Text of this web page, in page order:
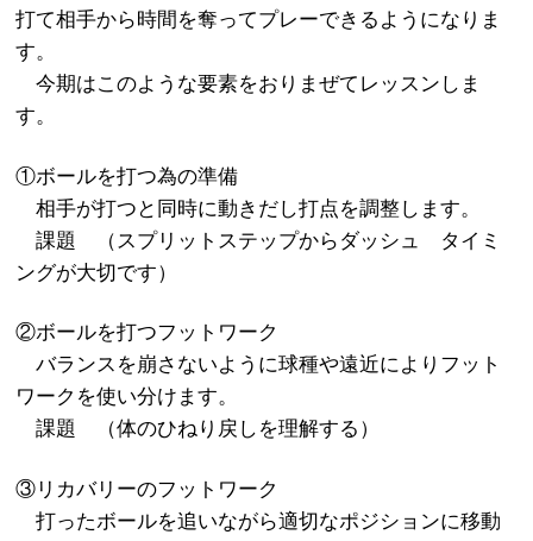
打て相手から時間を奪ってプレーできるようになりま
す。
今期はこのような要素をおりまぜてレッスンしま
す。
①ボールを打つ為の準備
相手が打つと同時に動きだし打点を調整します。
課題 （スプリットステップからダッシュ タイミ
ングが大切です）
②ボールを打つフットワーク
バランスを崩さないように球種や遠近によりフット
ワークを使い分けます。
課題 （体のひねり戻しを理解する）
③リカバリーのフットワーク
打ったボールを追いながら適切なポジションに移動